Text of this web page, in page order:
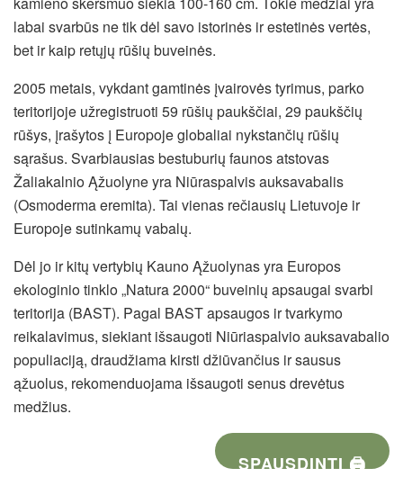
labai svarbūs ne tik dėl savo istorinės ir estetinės vertės,
bet ir kaip retųjų rūšių buveinės.
2005 metais, vykdant gamtinės įvairovės tyrimus, parko
teritorijoje užregistruoti 59 rūšių paukščiai, 29 paukščių
rūšys, įrašytos į Europoje globaliai nykstančių rūšių
sąrašus. Svarbiausias bestuburių faunos atstovas
Žaliakalnio Ąžuolyne yra Niūraspalvis auksavabalis
(Osmoderma eremita). Tai vienas rečiausių Lietuvoje ir
Europoje sutinkamų vabalų.
Dėl jo ir kitų vertybių Kauno Ąžuolynas yra Europos
ekologinio tinklo „Natura 2000“ buveinių apsaugai svarbi
teritorija (BAST). Pagal BAST apsaugos ir tvarkymo
reikalavimus, siekiant išsaugoti Niūriaspalvio auksavabalio
populiaciją, draudžiama kirsti džiūvančius ir sausus
ąžuolus, rekomenduojama išsaugoti senus drevėtus
medžius.
SPAUSDINTI 🖨